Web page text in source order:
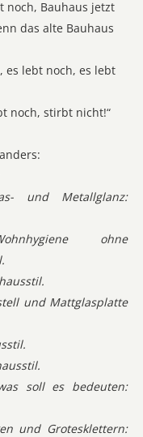
noch, Bauhaus jetzt
das alte Bauhaus
es lebt noch, es lebt
noch, stirbt nicht!“
und Metallglanz:
ohne
und Mattglasplatte
soll es bedeuten:
und Grotesklettern: